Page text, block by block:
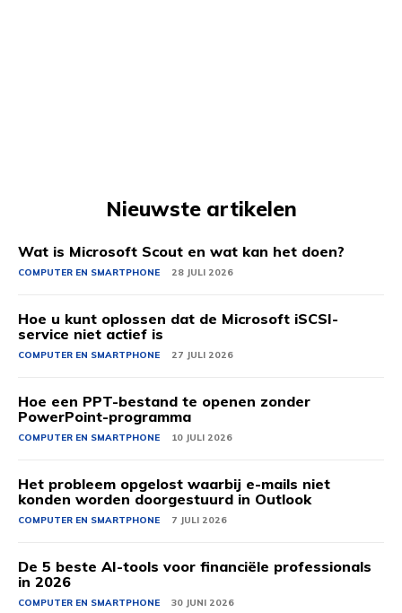
Nieuwste artikelen
Wat is Microsoft Scout en wat kan het doen?
COMPUTER EN SMARTPHONE 28 JULI 2026
Hoe u kunt oplossen dat de Microsoft iSCSI-
service niet actief is
COMPUTER EN SMARTPHONE 27 JULI 2026
Hoe een PPT-bestand te openen zonder
PowerPoint-programma
COMPUTER EN SMARTPHONE 10 JULI 2026
Het probleem opgelost waarbij e-mails niet
konden worden doorgestuurd in Outlook
COMPUTER EN SMARTPHONE 7 JULI 2026
De 5 beste AI-tools voor financiële professionals
in 2026
COMPUTER EN SMARTPHONE 30 JUNI 2026